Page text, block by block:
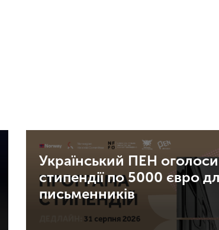
Український ПЕН
стипендії по 5000 євро
письменників